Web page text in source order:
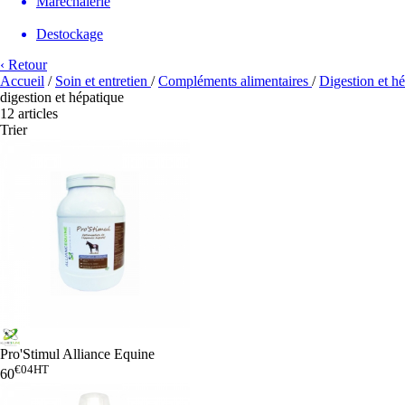
Destockage
‹ Retour
Accueil / Soin et entretien /Compléments alimentaires /Digestion et
digestion et hépatique
12 articles
Trier
Pro'Stimul Alliance Equine
60€04HT